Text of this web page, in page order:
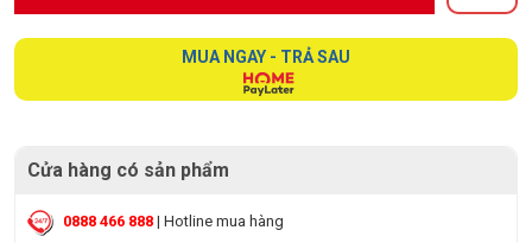
MUA NGAY - TRẢ SAU
Cửa hàng có sản phẩm
0888 466 888 | Hotline mua hàng